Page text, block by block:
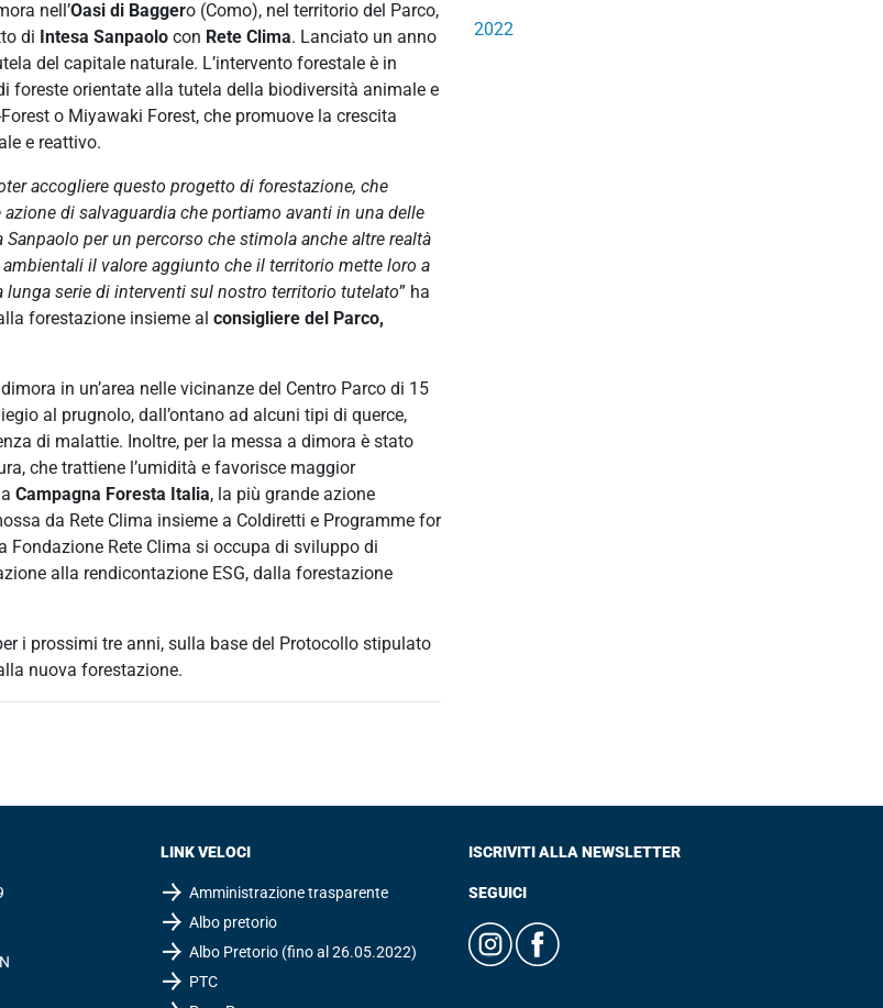
nell’Oasi di Baggero (Como), nel territorio del Parco,
di Intesa Sanpaolo con Rete Clima. Lanciato un anno
del capitale naturale. L’intervento forestale è in
foreste orientate alla tutela della biodiversità animale e
o Miyawaki Forest, che promuove la crescita
e reattivo.
accogliere questo progetto di forestazione, che
di salvaguardia che portiamo avanti in una delle
per un percorso che stimola anche altre realtà
il valore aggiunto che il territorio mette loro a
serie di interventi sul nostro territorio tutelato” ha
forestazione insieme al consigliere del Parco,
in un’area nelle vicinanze del Centro Parco di 15
al prugnolo, dall’ontano ad alcuni tipi di querce,
di malattie. Inoltre, per la messa a dimora è stato
che trattiene l’umidità e favorisce maggior
Campagna Foresta Italia, la più grande azione
da Rete Clima insieme a Coldiretti e Programme for
Fondazione Rete Clima si occupa di sviluppo di
alla rendicontazione ESG, dalla forestazione
i prossimi tre anni, sulla base del Protocollo stipulato
nuova forestazione.
2022
LINK VELOCI
Amministrazione trasparente
Albo pretorio
Albo Pretorio (fino al 26.05.2022)
PTC
ISCRIVITI ALLA NEWSLETTER
SEGUICI